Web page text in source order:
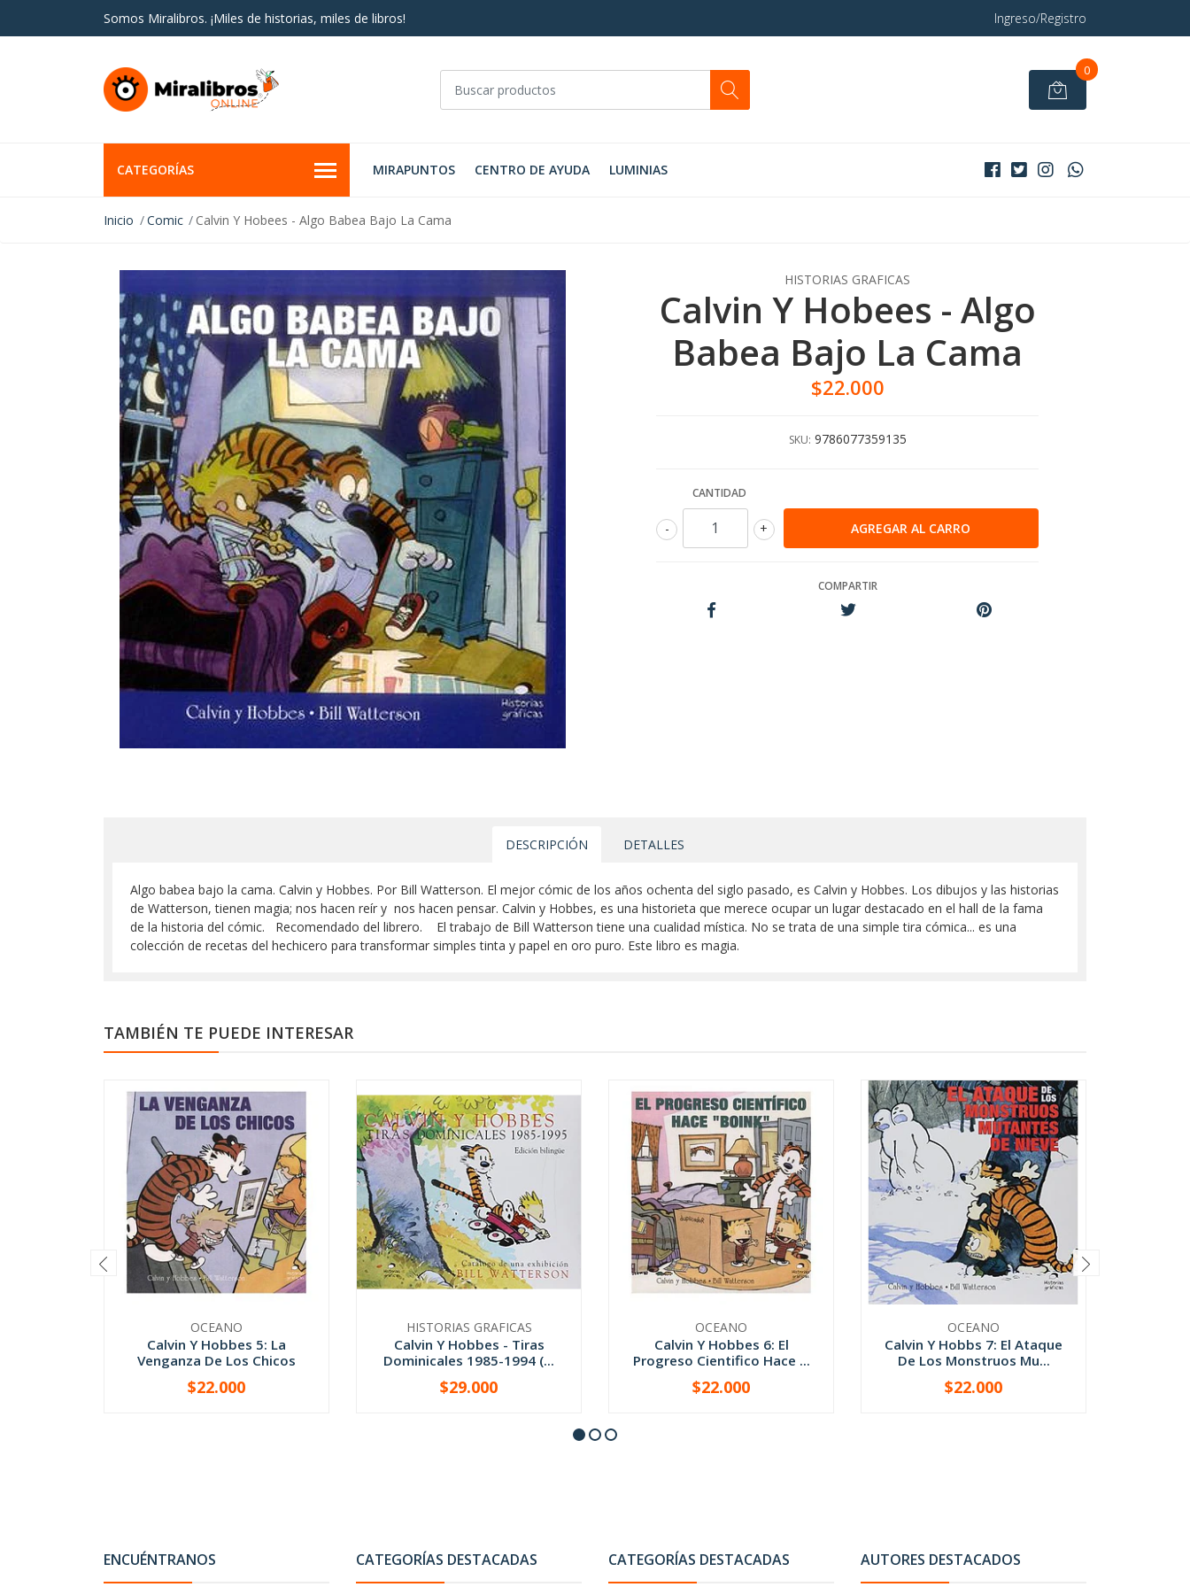
Somos Miralibros. ¡Miles de historias, miles de libros! Ingreso/Registro
0
CATEGORÍAS MIRAPUNTOS CENTRO DE AYUDA LUMINIAS
Inicio Comic Calvin Y Hobees - Algo Babea Bajo La Cama
HISTORIAS GRAFICAS
Calvin Y Hobees - Algo
Babea Bajo La Cama
$22.000
SKU: 9786077359135
CANTIDAD
+
-
COMPARTIR
DESCRIPCIÓN DETALLES
Algo babea bajo la cama. Calvin y Hobbes. Por Bill Watterson. El mejor cómic de los años ochenta del siglo pasado, es Calvin y Hobbes. Los dibujos y las historias
de Watterson, tienen magia; nos hacen reír y nos hacen pensar. Calvin y Hobbes, es una historieta que merece ocupar un lugar destacado en el hall de la fama
de la historia del cómic. Recomendado del librero. El trabajo de Bill Watterson tiene una cualidad mística. No se trata de una simple tira cómica... es una
colección de recetas del hechicero para transformar simples tinta y papel en oro puro. Este libro es magia.
TAMBIÉN TE PUEDE INTERESAR
OCEANO
Calvin Y Hobbes 5: La
Venganza De Los Chicos
+
$22.000
HISTORIAS GRAFICAS
Calvin Y Hobbes - Tiras
Dominicales 1985-1994 (...
+
$29.000
OCEANO
Calvin Y Hobbes 6: El
Progreso Cientifico Hace ...
+
$22.000
OCEANO
Calvin Y Hobbs 7: El Ataque
De Los Monstruos Mu...
+
$22.000
ENCUÉNTRANOS CATEGORÍAS DESTACADAS CATEGORÍAS DESTACADAS AUTORES DESTACADOS